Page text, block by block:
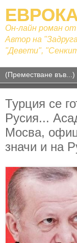
Он-лайн роман
Автор на
"Девети",
Турция се
Русия...
Мосва,
значи и на